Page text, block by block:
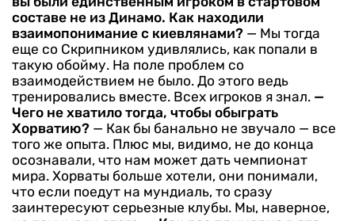
составе не из Динамо. Как находили
взаимопонимание с киевлянами? — Мы тогда
еще со Скрипником удивлялись, как попали в
такую обойму. На поле проблем со
взаимодействием не было. До этого ведь
тренировались вместе. Всех игроков я знал. —
Чего не хватило тогда, чтобы обыграть
Хорватию? — Как бы банально не звучало — все
того же опыта. Плюс мы, видимо, не до конца
осознавали, что нам может дать чемпионат
мира. Хорваты больше хотели, они понимали,
что если поедут на мундиаль, то сразу
заинтересуют серьезные клубы. Мы, наверное,